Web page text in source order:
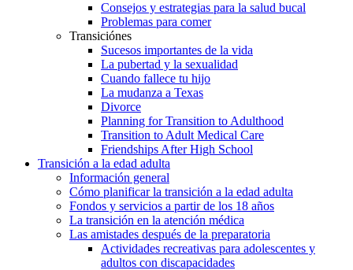
Consejos y estrategias para la salud bucal
Problemas para comer
Transiciónes
Sucesos importantes de la vida
La pubertad y la sexualidad
Cuando fallece tu hijo
La mudanza a Texas
Divorce
Planning for Transition to Adulthood
Transition to Adult Medical Care
Friendships After High School
Transición a la edad adulta
Información general
Cómo planificar la transición a la edad adulta
Fondos y servicios a partir de los 18 años
La transición en la atención médica
Las amistades después de la preparatoria
Actividades recreativas para adolescentes y
adultos con discapacidades